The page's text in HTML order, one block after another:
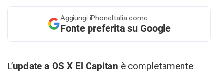
Aggiungi iPhoneItalia come
Fonte preferita su Google
L’update a OS X El Capitan è completamente